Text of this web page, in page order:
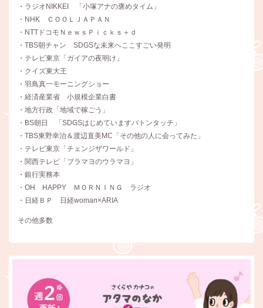
・ラジオNIKKEI 「小塚アナの褒めタイム」
・NHK ＣＯＯＬＪＡＰＡＮ
・NTTドコモＮｅｗｓＰｉｃｋｓ＋ｄ
・TBS朝チャン SDGSな未来へここすごい発明
・テレビ東京「ガイアの夜明け」
・クイズ東大王
・羽鳥真一モーニングショー
・経済産業省 小規模企業白書
・地方行政「地域で稼ごう」
・BS朝日 「SDGSはじめていますバトンタッチ」
・TBS東野幸治＆渡辺直美MC「その他の人に会ってみた」
・テレビ東京「チェンジザワールド」
・関西テレビ「ブラマヨのウラマヨ」
・銀行実務本
・OH HAPPY ＭＯＲＮＩＮＧ ラジオ
・日経ＢＰ 日経woman×ARIA
その他多数